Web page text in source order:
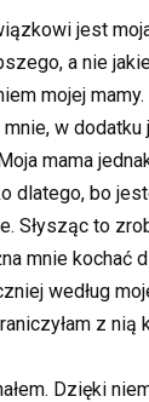
jest
a nie
mojej mamy.
w
mama
dlatego, bo
Słysząc to
mnie kochać
według
z nią
Dzięki